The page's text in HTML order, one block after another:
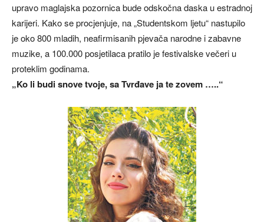
upravo maglajska pozornica bude odskočna daska u estradnoj
karijeri. Kako se procjenjuje, na „Studentskom ljetu“ nastupilo
je oko 800 mladih, neafirmisanih pjevača narodne i zabavne
muzike, a 100.000 posjetilaca pratilo je festivalske večeri u
proteklim godinama.
„Ko li budi snove tvoje, sa Tvrđave ja te zovem …..“